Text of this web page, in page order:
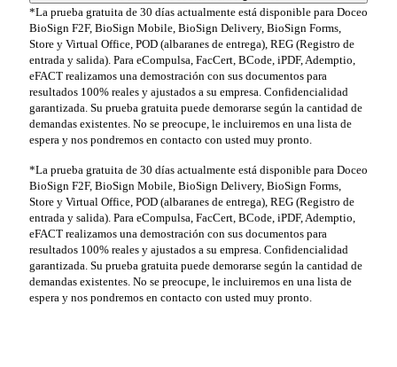
*La prueba gratuita de 30 días actualmente está disponible para Doceo
BioSign F2F, BioSign Mobile, BioSign Delivery, BioSign Forms,
Store y Virtual Office, POD (albaranes de entrega), REG (Registro de
entrada y salida). Para eCompulsa, FacCert, BCode, iPDF, Ademptio,
eFACT realizamos una demostración con sus documentos para
resultados 100% reales y ajustados a su empresa. Confidencialidad
garantizada. Su prueba gratuita puede demorarse según la cantidad de
demandas existentes. No se preocupe, le incluiremos en una lista de
espera y nos pondremos en contacto con usted muy pronto.
*La prueba gratuita de 30 días actualmente está disponible para Doceo
BioSign F2F, BioSign Mobile, BioSign Delivery, BioSign Forms,
Store y Virtual Office, POD (albaranes de entrega), REG (Registro de
entrada y salida). Para eCompulsa, FacCert, BCode, iPDF, Ademptio,
eFACT realizamos una demostración con sus documentos para
resultados 100% reales y ajustados a su empresa. Confidencialidad
garantizada. Su prueba gratuita puede demorarse según la cantidad de
demandas existentes. No se preocupe, le incluiremos en una lista de
espera y nos pondremos en contacto con usted muy pronto.